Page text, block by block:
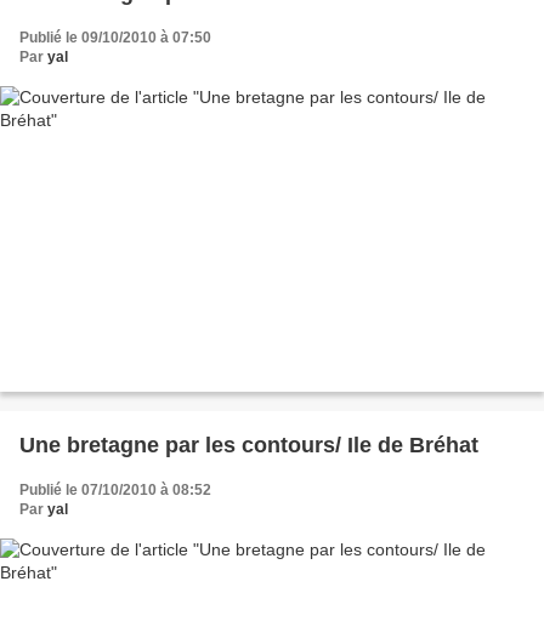
Publié le 09/10/2010 à 07:50
Par yal
Une bretagne par les contours/ Ile de Bréhat
Publié le 07/10/2010 à 08:52
Par yal